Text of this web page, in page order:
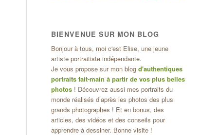
BIENVENUE SUR MON BLOG
Bonjour à tous, moi c'est Elise, une jeune
artiste portraitiste indépendante.
Je vous propose sur mon blogd'authentiques
portraits fait-main à partir de vos plus belles
photos ! Découvrez aussi mes portraits du
monde réalisés d’après les photos des plus
grands photographes ! Et en bonus, des
articles, des vidéos et des conseils pour
apprendre à dessiner. Bonne visite !